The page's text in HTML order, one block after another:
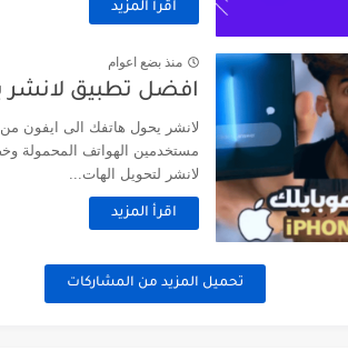
اقرأ المزيد
منذ بضع اعوام
افضل تطبيق لانشر
لانشر يحول هاتفك الى ايفون من
مستخدمين الهواتف المحمولة
لانشر لتحويل الهات...
اقرأ المزيد
تحميل المزيد من المشاركات